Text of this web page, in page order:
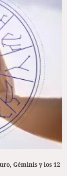
Géminis y los 12